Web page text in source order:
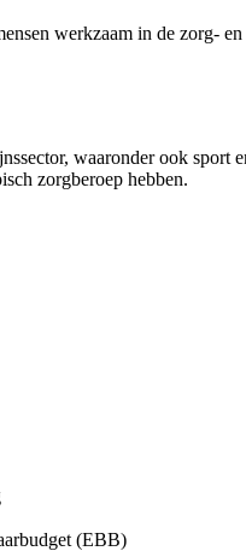
werkzaam in de
waaronder ook sport
zorgberoep hebben.
(EBB)